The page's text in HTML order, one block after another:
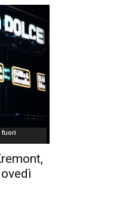
fuori